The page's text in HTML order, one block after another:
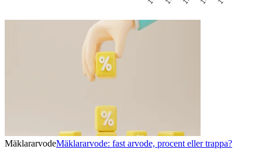
MäklararvodeMäklararvode: fast arvode, procent eller trappa?